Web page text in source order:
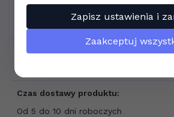
Podana cena dotyczy:
1 szt.
Waga produktu:
Czas dostawy produktu:
Od 5 do 10 dni roboczych
Zapisz ustawienia i
Zaakceptuj